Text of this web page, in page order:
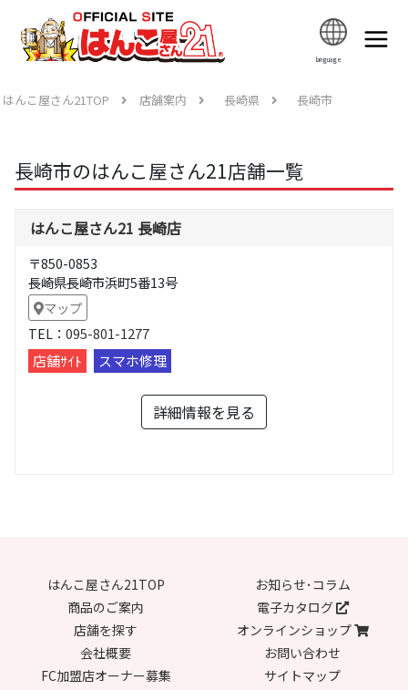
language
はんこ屋さん21TOP 店舗案内 長崎県 長崎市
長崎市のはんこ屋さん21店舗一覧
はんこ屋さん21 長崎店
〒850-0853
長崎県長崎市浜町5番13号
マップ
TEL：095-801-1277
店舗ｻｲﾄ
スマホ修理
詳細情報を見る
はんこ屋さん21TOP
お知らせ･コラム
商品のご案内
電子カタログ
店舗を探す
オンラインショップ
会社概要
お問い合わせ
FC加盟店オーナー募集
サイトマップ